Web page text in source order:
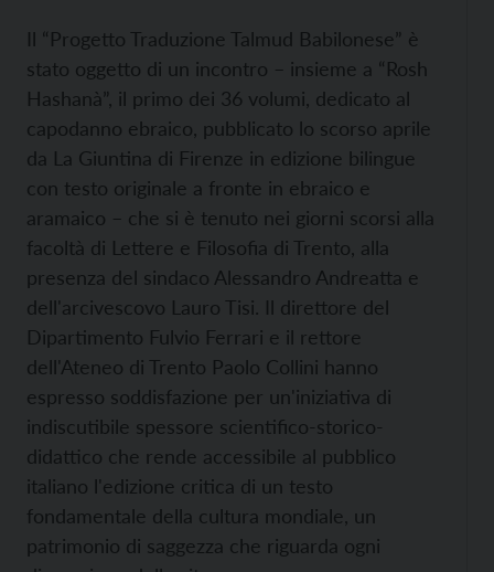
Il “Progetto Traduzione Talmud Babilonese” è
stato oggetto di un incontro – insieme a “Rosh
Hashanà”, il primo dei 36 volumi, dedicato al
capodanno ebraico, pubblicato lo scorso aprile
da La Giuntina di Firenze in edizione bilingue
con testo originale a fronte in ebraico e
aramaico – che si è tenuto nei giorni scorsi alla
facoltà di Lettere e Filosofia di Trento, alla
presenza del sindaco Alessandro Andreatta e
dell'arcivescovo Lauro Tisi. Il direttore del
Dipartimento Fulvio Ferrari e il rettore
dell'Ateneo di Trento Paolo Collini hanno
espresso soddisfazione per un'iniziativa di
indiscutibile spessore scientifico-storico-
didattico che rende accessibile al pubblico
italiano l'edizione critica di un testo
fondamentale della cultura mondiale, un
patrimonio di saggezza che riguarda ogni